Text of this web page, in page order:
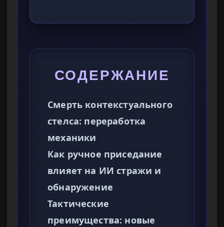
СОДЕРЖАНИЕ
Смерть контекстуального
стелса: переработка
механики
Как ручное приседание
влияет на ИИ стражи и
обнаружение
Тактические
преимущества: новые